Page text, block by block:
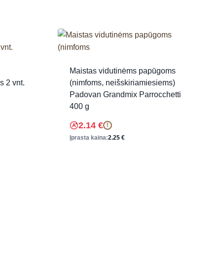
2 vnt.
Maistas vidutinėms papūgoms
(nimfoms, neišskiriamiesiems)
Padovan Grandmix Parrocchetti
400 g
2.14 € !
Įprasta kaina:2.25 €